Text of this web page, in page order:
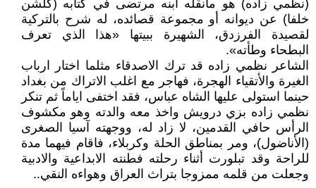
(نظمي زاده) هو مانقله ابنه مرتضى في كتابه (كلشن
خلفا) عن ديوانه أو مجموعة قصائده، له شرح بالتركية
لقصيدة الفرزدق، الشهيرة ببيتها «هذا الذي تعرف
البطحاء وطأته».
الشاعر نظمي زاده قد ترك الاصدقاء مثلما اختار ارباب
الغيرة والأتقياء الهجرة، فهاجر مع اغلب الاتراك من بغداد
حينما استولى عليها الشاه عباس، فقد اختفى اياماً ثم تنكر
نظمي زاده بزي درويش واخذ معه والدته وهو مكشوف
الرأس حافي القدمين، لا زاد له، ووجهته آسيا الصغرى
(الأناضول)، ومر بمناطق الحلة وكربلاء، فاقام فيهما مدة
للراحة وقد تبلورت أثناء رحلته فطنته الابداعية والادبية
وجعلت من قلمه ممزوجا بتراث العراق وهواءه النقي..